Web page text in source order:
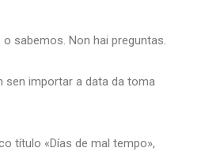
sabemos. Non hai preguntas.
sen importar a data da toma
título «Días de mal tempo»,